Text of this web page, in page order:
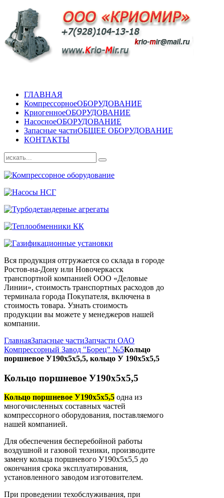
ГЛАВНАЯ
КомпрессорноеОБОРУДОВАНИЕ
КриогенноеОБОРУДОВАНИЕ
НасосноеОБОРУДОВАНИЕ
Запасные частиОБЩЕЕ ОБОРУДОВАНИЕ
КОНТАКТЫ
Вся продукция отгружается со склада в городе
Ростов-на-Дону или Новочеркасск
транспортной компанией ООО «Деловые
Линии», стоимость транспортных расходов до
терминала города Покупателя, включена в
стоимость товара. Узнать стоимость
продукции вы можете у менеджеров нашей
компании.
ГлавнаяЗапасные частиЗапчасти ОАО
Компрессорный Завод "Борец" №5Кольцо
поршневое У190х5х5,5, кольцо У 190х5х5,5
Кольцо поршневое У190х5х5,5
Кольцо поршневое У190х5х5,5 одна из
многочисленных составных частей
компрессорного оборудования, поставляемого
нашей компанией.
Для обеспечения бесперебойной работы
воздушной и газовой техники, производите
замену кольца поршневого У190х5х5,5 до
окончания срока эксплуатирования,
установленного заводом изготовителем.
При проведении техобслуживания, при